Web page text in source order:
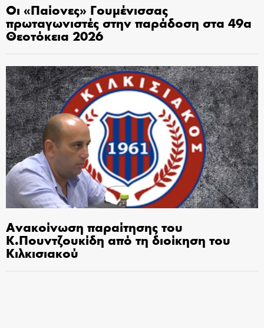
Οι «Παίονες» Γουμένισσας
πρωταγωνιστές στην παράδοση στα 49α
Θεοτόκεια 2026
Ανακοίνωση παραίτησης του
Κ.Πουντζουκίδη από τη διοίκηση του
Κιλκισιακού